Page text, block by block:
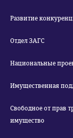
Развитие
Отдел ЗАГС
Национальные
Имущественная
Свободное от прав
имущество